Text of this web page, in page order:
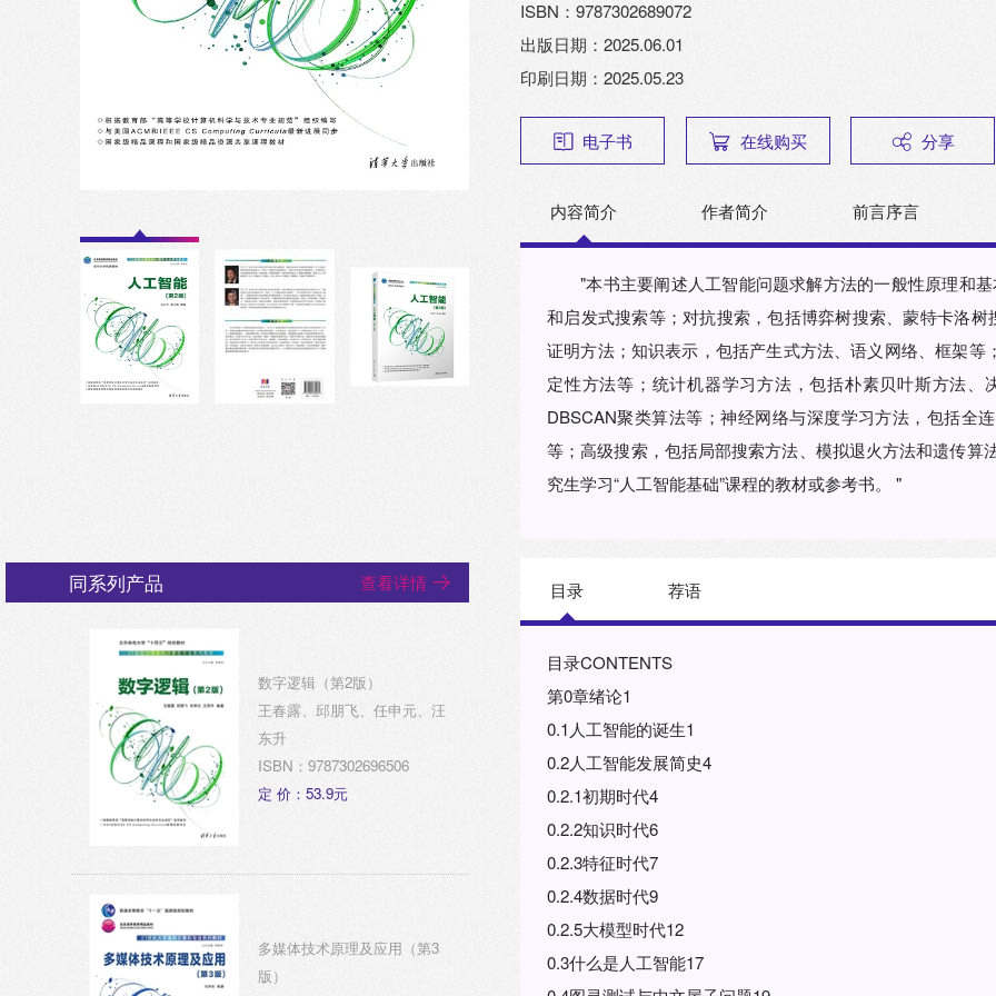
ISBN：9787302689072
出版日期：2025.06.01
印刷日期：2025.05.23
电子书 在线购买 分享
内容简介 作者简介 前言序言
"本书主要阐述人工智能问题求解方法的一般性原理和
和启发式搜索等；对抗搜索，包括博弈树搜索、蒙特卡洛
证明方法；知识表示，包括产生式方法、语义网络、框架
定性方法等；统计机器学习方法，包括朴素贝叶斯方法
DBSCAN聚类算法等；神经网络与深度学习方法，包括全
等；高级搜索，包括局部搜索方法、模拟退火方法和遗传
究生学习“人工智能基础”课程的教材或参考书。 "
目录 荐语
目录CONTENTS
第0章绪论1
0.1人工智能的诞生1
0.2人工智能发展简史4
0.2.1初期时代4
0.2.2知识时代6
0.2.3特征时代7
0.2.4数据时代9
0.2.5大模型时代12
0.3什么是人工智能17
同系列产品 查看详情
数字逻辑（第2版）
王春露、邱朋飞、任申元、汪
东升
ISBN：9787302696506
定 价：53.9元
多媒体技术原理及应用（第3
版）